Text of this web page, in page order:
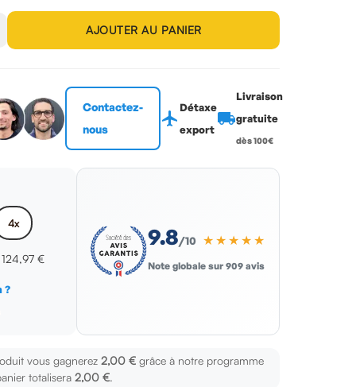
AJOUTER AU PANIER
Contactez-
nous
flight
Détaxe
export
local_shipping
Livraison
gratuite
dès 100€
4x
124,97 €
?
9.8/10 ★★★★★
Note globale sur 909 avis
vous gagnerez2,00 € grâce à notre programme
totalisera2,00 €.